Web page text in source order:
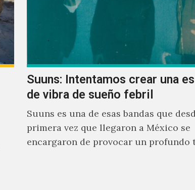
Suuns: Intentamos crear una
de vibra de sueño febril
Suuns es una de esas bandas que
primera vez que llegaron a México se
encargaron de provocar un profundo